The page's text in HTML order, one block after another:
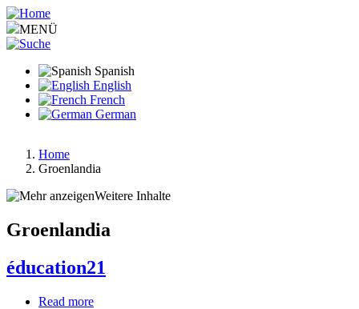
Pasar
al
contenido
MENÜ
Spanish
English
French
German
Ruta
de
Home
Groenlandia
Weitere Inhalte
Groenlandia
éducation21
Read more